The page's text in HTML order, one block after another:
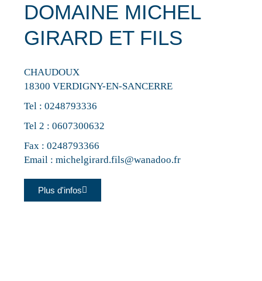
DOMAINE MICHEL
GIRARD ET FILS
CHAUDOUX
18300 VERDIGNY-EN-SANCERRE
Tel :0248793336
Tel 2 :0607300632
Fax : 0248793366
Email :michelgirard.fils@wanadoo.fr
Plus d'infos